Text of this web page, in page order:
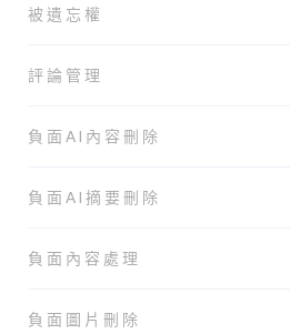
被遺忘權
評論管理
負面AI內容刪除
負面AI摘要刪除
負面內容處理
負面圖片刪除